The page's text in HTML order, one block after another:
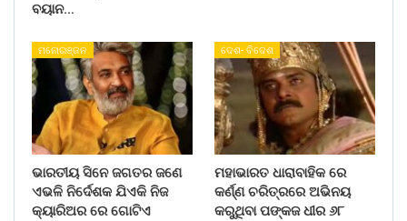
ବୟାନ…
ମନୋରଞ୍ଜନ
ଭାରତୀୟ ସିନେ ଜଗତର ଜଣେ
ଏଭଳି ନିର୍ଦେଶକ ଯିଏକି ନିଜ
କ୍ୟାରିଅର ରେ ଗୋଟିଏ
ଦେଶ- ବିଦେଶ
ମହାଭାରତ ଧାରାବାହିକ ରେ
କର୍ଣ୍ଣ ଚରିତ୍ରରେ ଅଭିନୟ
କରୁଥିବା ପଙ୍କଜ ଧୀର ୬୮